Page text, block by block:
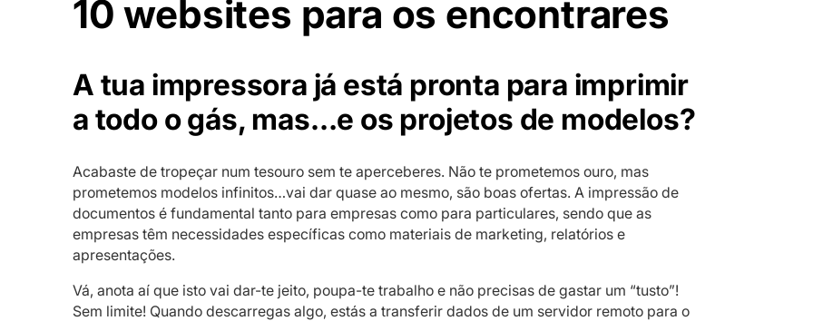
10 websites para os encontrares
A tua impressora já está pronta para imprimir
a todo o gás, mas…e os projetos de modelos?
Acabaste de tropeçar num tesouro sem te aperceberes. Não te prometemos ouro, mas
prometemos modelos infinitos…vai dar quase ao mesmo, são boas ofertas. A impressão de
documentos é fundamental tanto para empresas como para particulares, sendo que as
empresas têm necessidades específicas como materiais de marketing, relatórios e
apresentações.
Vá, anota aí que isto vai dar-te jeito, poupa-te trabalho e não precisas de gastar um “tusto”!
Sem limite! Quando descarregas algo, estás a transferir dados de um servidor remoto para o